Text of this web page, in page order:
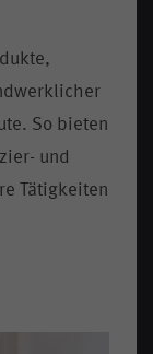
So bieten
und
Tätigkeiten